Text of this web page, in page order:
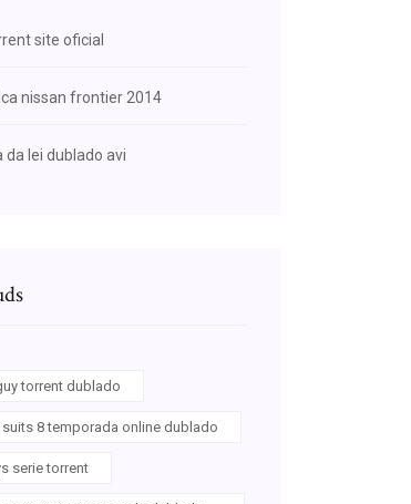
site oficial
nissan frontier 2014
da lei dublado avi
torrent dublado
8 temporada online dublado
serie torrent